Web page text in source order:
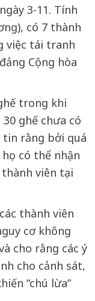
3-11. Tính
có 7 thành
việc tái tranh
Cộng hòa
trong khi
ghế chưa có
tin rằng bởi quá
có thể nhận
viên tại
thành viên
cơ không
cho rằng các ý
cho cảnh sát,
“chú lừa”